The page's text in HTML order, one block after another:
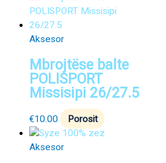
Aksesor
Mbrojtëse balte
POLISPORT
Missisipi 26/27.5
€10.00 Porosit
Aksesor